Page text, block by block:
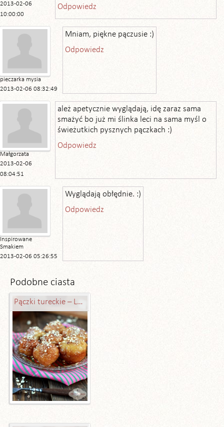
2013-02-06
10:00:00
Odpowiedz
pieczarka mysia
2013-02-06 08:32:49
Mniam, piękne pączusie :)
Odpowiedz
Małgorzata
2013-02-06
08:04:51
ależ apetycznie wyglądają, idę zaraz sama
smażyć bo już mi ślinka leci na sama myśl o
świeżutkich pysznych pączkach :)
Odpowiedz
Inspirowane
Smakiem
2013-02-06 05:26:55
Wyglądają obłędnie. :)
Odpowiedz
Podobne ciasta
Pączki tureckie – Lokma